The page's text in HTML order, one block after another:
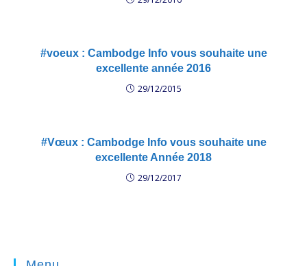
#voeux : Cambodge Info vous souhaite une
excellente année 2016
29/12/2015
#Vœux : Cambodge Info vous souhaite une
excellente Année 2018
29/12/2017